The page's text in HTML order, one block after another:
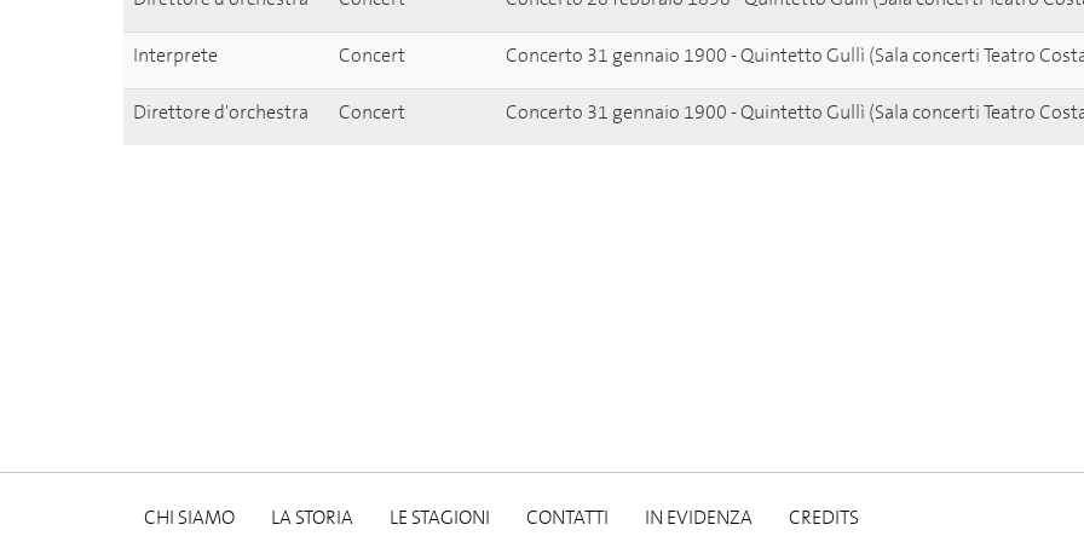
Interprete Concert Concerto 31 gennaio 1900 - Quintetto Gullì (Sala concerti Teatro
Direttore d'orchestra Concert Concerto 31 gennaio 1900 - Quintetto Gullì (Sala concerti Teatro
CHI SIAMO LA STORIA LE STAGIONI CONTATTI IN EVIDENZA CREDITS